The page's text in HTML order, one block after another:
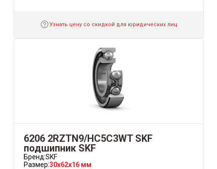
Узнать цену со скидкой для юридических лиц
6206 2RZTN9/HC5C3WT SKF
подшипник SKF
Бренд:SKF
Размер:30x62x16 мм